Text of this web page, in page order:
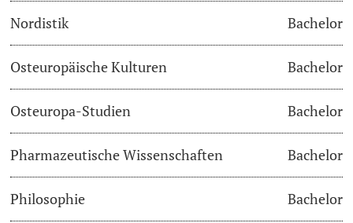
Nordistik Bachelor
Osteuropäische Kulturen Bachelor
Osteuropa-Studien Bachelor
Pharmazeutische Wissenschaften Bachelor
Philosophie Bachelor